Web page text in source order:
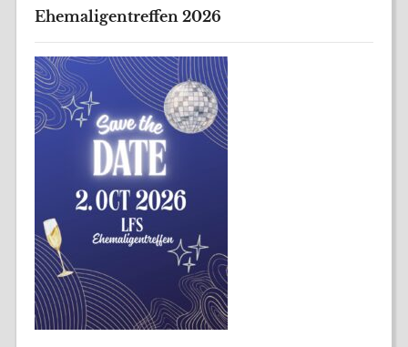
Ehemaligentreffen 2026